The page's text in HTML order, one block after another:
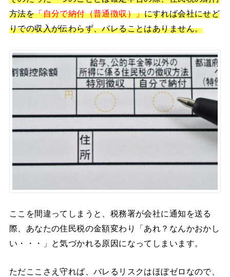
方法を「自分で納付（普通徴収）」にすれば会社にせど
りでの収入が伝わらず、バレることはありません。
ここを間違ってしまうと、税務署が会社に通知を送る
際、あなたの住民税の金額変わり「あれ？なんかおかし
い・・・」と気づかれる原因になってしまいます。
ただここさえ守れば、バレるリスクはほぼゼロなので、